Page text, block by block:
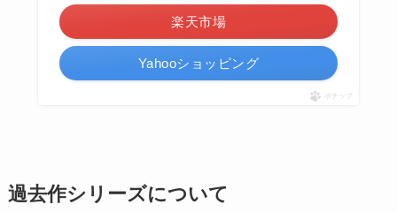
楽天市場
Yahooショッピング
ポチップ
過去作シリーズについて